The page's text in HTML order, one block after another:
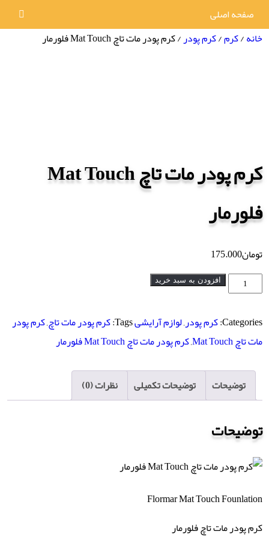
صفحه اصلی
خانه/کرم/کرم پودر/ کرم پودر مات تاچ Mat Touch فلورمار
کرم پودر مات تاچ Mat Touch
فلورمار
تومان175.000
مات
تاچ
Touch
فلورمار
افزودن به سبد خرید
Categories: کرم پودر,لوازم آرایشیTags: کرم پودر مات تاچ,کرم پودر
مات تاچ Mat Touch
,کرم پودر مات تاچ Mat Touch فلورمار
توضیحات توضیحات تکمیلی نظرات (0)
توضیحات
Flormar Mat Touch Founlation
کرم پودر مات تاچ فلورمار